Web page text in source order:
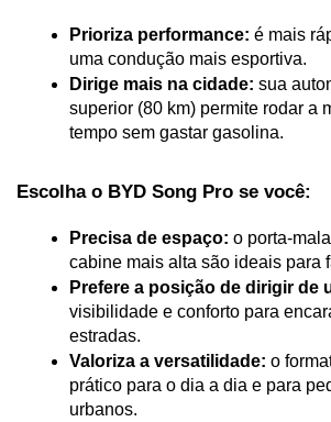
Prioriza performance: é mais
uma condução mais esportiva.
Dirige mais na cidade: sua
superior (80 km) permite rodar a
tempo sem gastar gasolina.
Escolha o BYD Song Pro se você:
Precisa de espaço: o porta-
cabine mais alta são ideais para
Prefere a posição de dirigir de
visibilidade e conforto para
estradas.
Valoriza a versatilidade: o
prático para o dia a dia e para
urbanos.